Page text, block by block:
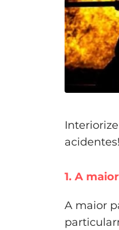
acidentes!
1. A
A maior